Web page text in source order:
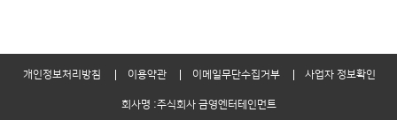
개인정보처리방침 이용약관 이메일무단수집거부 사업자 정보확인
회사명 :주식회사 금영엔터테인먼트